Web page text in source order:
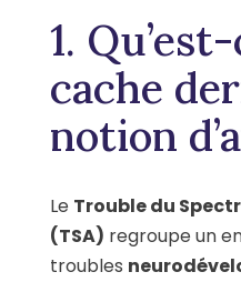
1.
cache
notion
Le Trouble du
(TSA) regroupe un
troubles